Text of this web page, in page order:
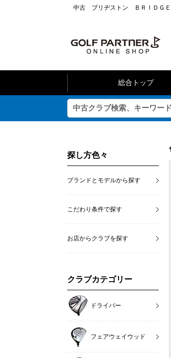
中古 ブリヂストン ＢＲＩＤＧ
総合トップ
探し方色々
ブランドとモデルから探す
こだわり条件で探す
お店からクラブを探す
クラブカテゴリー
ドライバー
フェアウェイウッド